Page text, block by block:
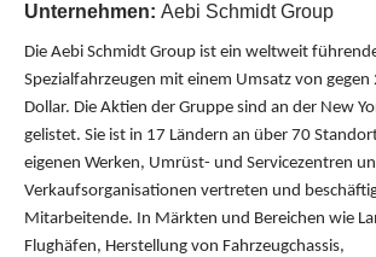
Unternehmen: Aebi Schmidt Group
Die Aebi Schmidt Group ist ein weltweit
Spezialfahrzeugen mit einem Umsatz von gegen
Dollar. Die Aktien der Gruppe sind an der New
gelistet. Sie ist in 17 Ländern an über 70
eigenen Werken, Umrüst- und Servicezentren
Verkaufsorganisationen vertreten und
Mitarbeitende. In Märkten und Bereichen wie
Flughäfen, Herstellung von Fahrzeugchassis,